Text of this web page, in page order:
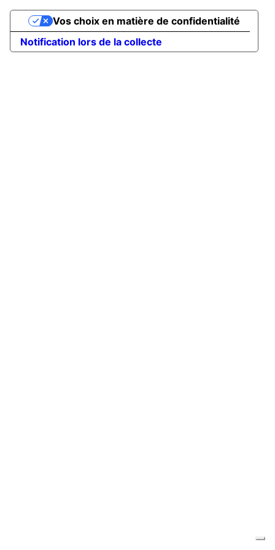
Notification lors de la collecte
Vos choix en matière de confidentialité